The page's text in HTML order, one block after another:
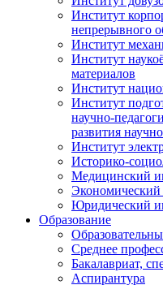
Институт
непрерывного
Институт
Институт
материалов
Институт
Институт
научно-
развития
Институт
Историко-
Медицинский
Экономический
Юридический
Образование
Среднее
Бакалавриат,
Аспирантура